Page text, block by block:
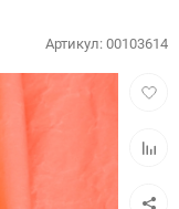
Артикул:00103614